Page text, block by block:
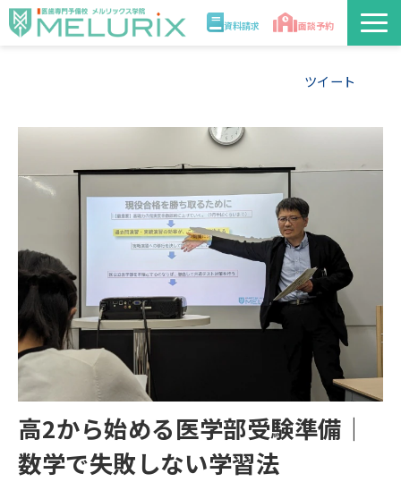
資料請求 面談予約
入学案内
合格実績・合格体験記
講師
医学部解答速報2026
ツイート
高2から始める医学部受験準備｜
数学で失敗しない学習法